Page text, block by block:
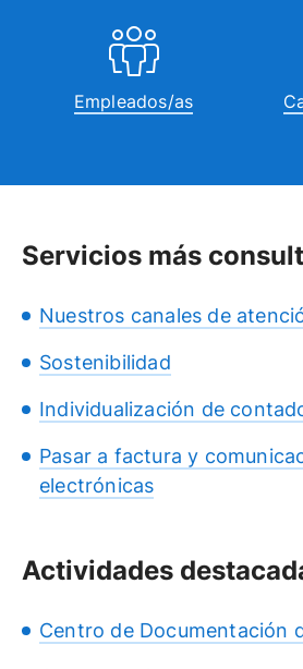
Empleados/as
Servicios más
Nuestros canales de
Sostenibilidad
Individualización de
Pasar a factura y
electrónicas
Actividades
Centro de Documentación